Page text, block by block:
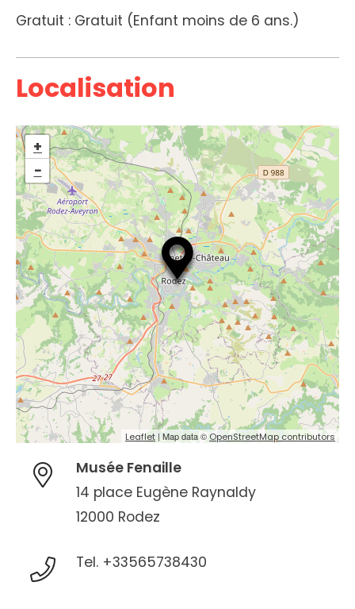
Gratuit : Gratuit (Enfant moins de 6 ans.)
Localisation
+
−
Leaflet | Map data © OpenStreetMap contributors
Musée Fenaille
14 place Eugène Raynaldy
12000 Rodez
Tel. +33565738430